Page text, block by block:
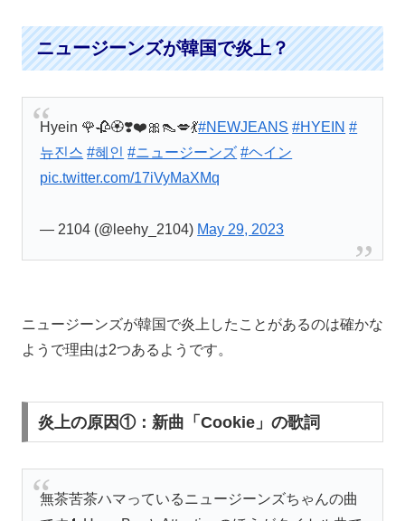
ニュージーンズが韓国で炎上？
Hyein 🌹🥀🏵️❣️❤️🎀👠💋💃#NEWJEANS #HYEIN #
뉴진스 #혜인 #ニュージーンズ #ヘイン
pic.twitter.com/17iVyMaXMq
— 2104 (@leehy_2104) May 29, 2023
ニュージーンズが韓国で炎上したことがあるのは確かな
ようで理由は2つあるようです。
炎上の原因①：新曲「Cookie」の歌詞
無茶苦茶ハマっているニュージーンズちゃんの曲